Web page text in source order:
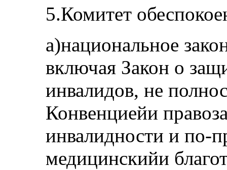
5.Комитет
a)национальное
включая Закон о
инвалидов, не
Конвенциейи
инвалидности и по-
медицинскийи